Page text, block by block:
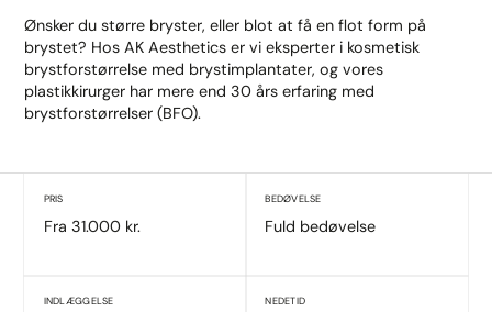
Ønsker du større bryster, eller blot at få en flot form på
brystet? Hos AK Aesthetics er vi eksperter i kosmetisk
brystforstørrelse med brystimplantater, og vores
plastikkirurger har mere end 30 års erfaring med
brystforstørrelser (BFO).
PRIS
Fra 31.000 kr.
BEDØVELSE
Fuld bedøvelse
INDLÆGGELSE NEDETID